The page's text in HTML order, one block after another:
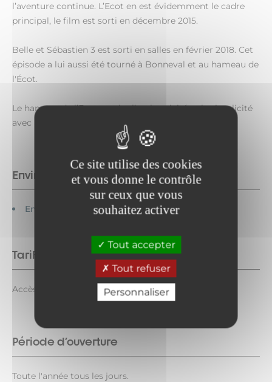
Ce site utilise des cookies
et vous donne le contrôle
sur ceux que vous
souhaitez activer
Tout accepter
Tout refuser
Personnaliser
l’aventure continue. L’Ecot en est évidemment le cadre
principal, le film est sorti en décembre 2015.
Belle et Sébastien 3 est sorti en salles en février 2018. Cet
épisode a lui aussi été tourné à Bonneval et au hameau de
l'Écot.
Le hameau de l’Ecot respire l’authenticité et la simplicité
avec lesquelles vous serez accueillis à Bonneval !
Environnements
En montagne
Tarifs
Accès libre.
Période d'ouverture
Toute l'année tous les jours.